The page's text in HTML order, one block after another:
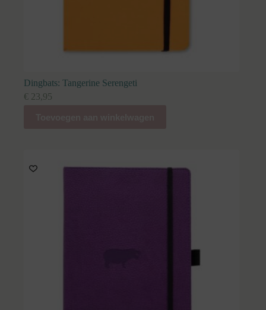
Dingbats: Tangerine Serengeti
€ 23,95